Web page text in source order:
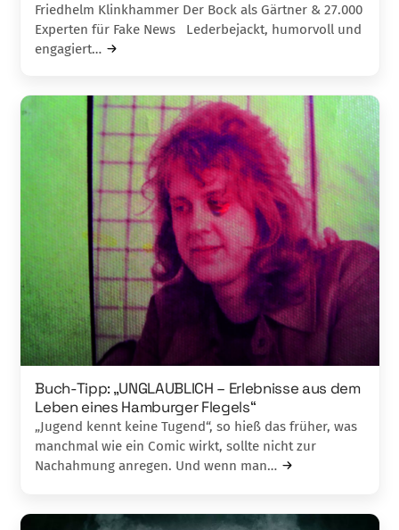
Friedhelm Klinkhammer Der Bock als Gärtner & 27.000
Experten für Fake News Lederbejackt, humorvoll und
engagiert…
Buch-Tipp: „UNGLAUBLICH – Erlebnisse aus dem
Leben eines Hamburger Flegels“
„Jugend kennt keine Tugend“, so hieß das früher, was
manchmal wie ein Comic wirkt, sollte nicht zur
Nachahmung anregen. Und wenn man…